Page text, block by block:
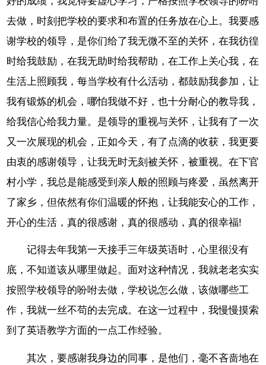
去做，时刻把学校的要求和布置的任务放在心上。我要感
谢学校的领导，是你们给了我无微不至的关怀，在我彷徨
时给我鼓励，在我无助时给我帮助，在工作上关心我，在
生活上照顾我，每当学校有什么活动，都鼓励我参加，让
我有锻炼的机会，哪怕我做不好，也十分耐心的教导我，
给我信心给我力量。是领导的重视与关怀，让我有了一次
又一次展现的机会，正如今天，有了点滴的收获，我更要
由衷的感谢领导，让我无时无刻被关怀，被重视。在下官
村小学，我总是能感受到亲人般的照顾与疼爱，虽然离开
了家乡，但依然有你们温暖的怀抱，让我能安心的工作，
开心的生活，真的很感谢，真的很感动，真的很幸福!
记得去年我第一天接手三年级英语时，心里很没有
底，不知道该从哪里做起。面对这种情况，我就老老实实
按照学校领导的吩咐去做，学校说怎么做，该做哪些工
作，我就一丝不苟的去完成。在这一过程中，我慢慢摸索
到了英语教学方面的一点工作经验。
其次，要感谢我身边的同事，是他们，毫不吝啬地在